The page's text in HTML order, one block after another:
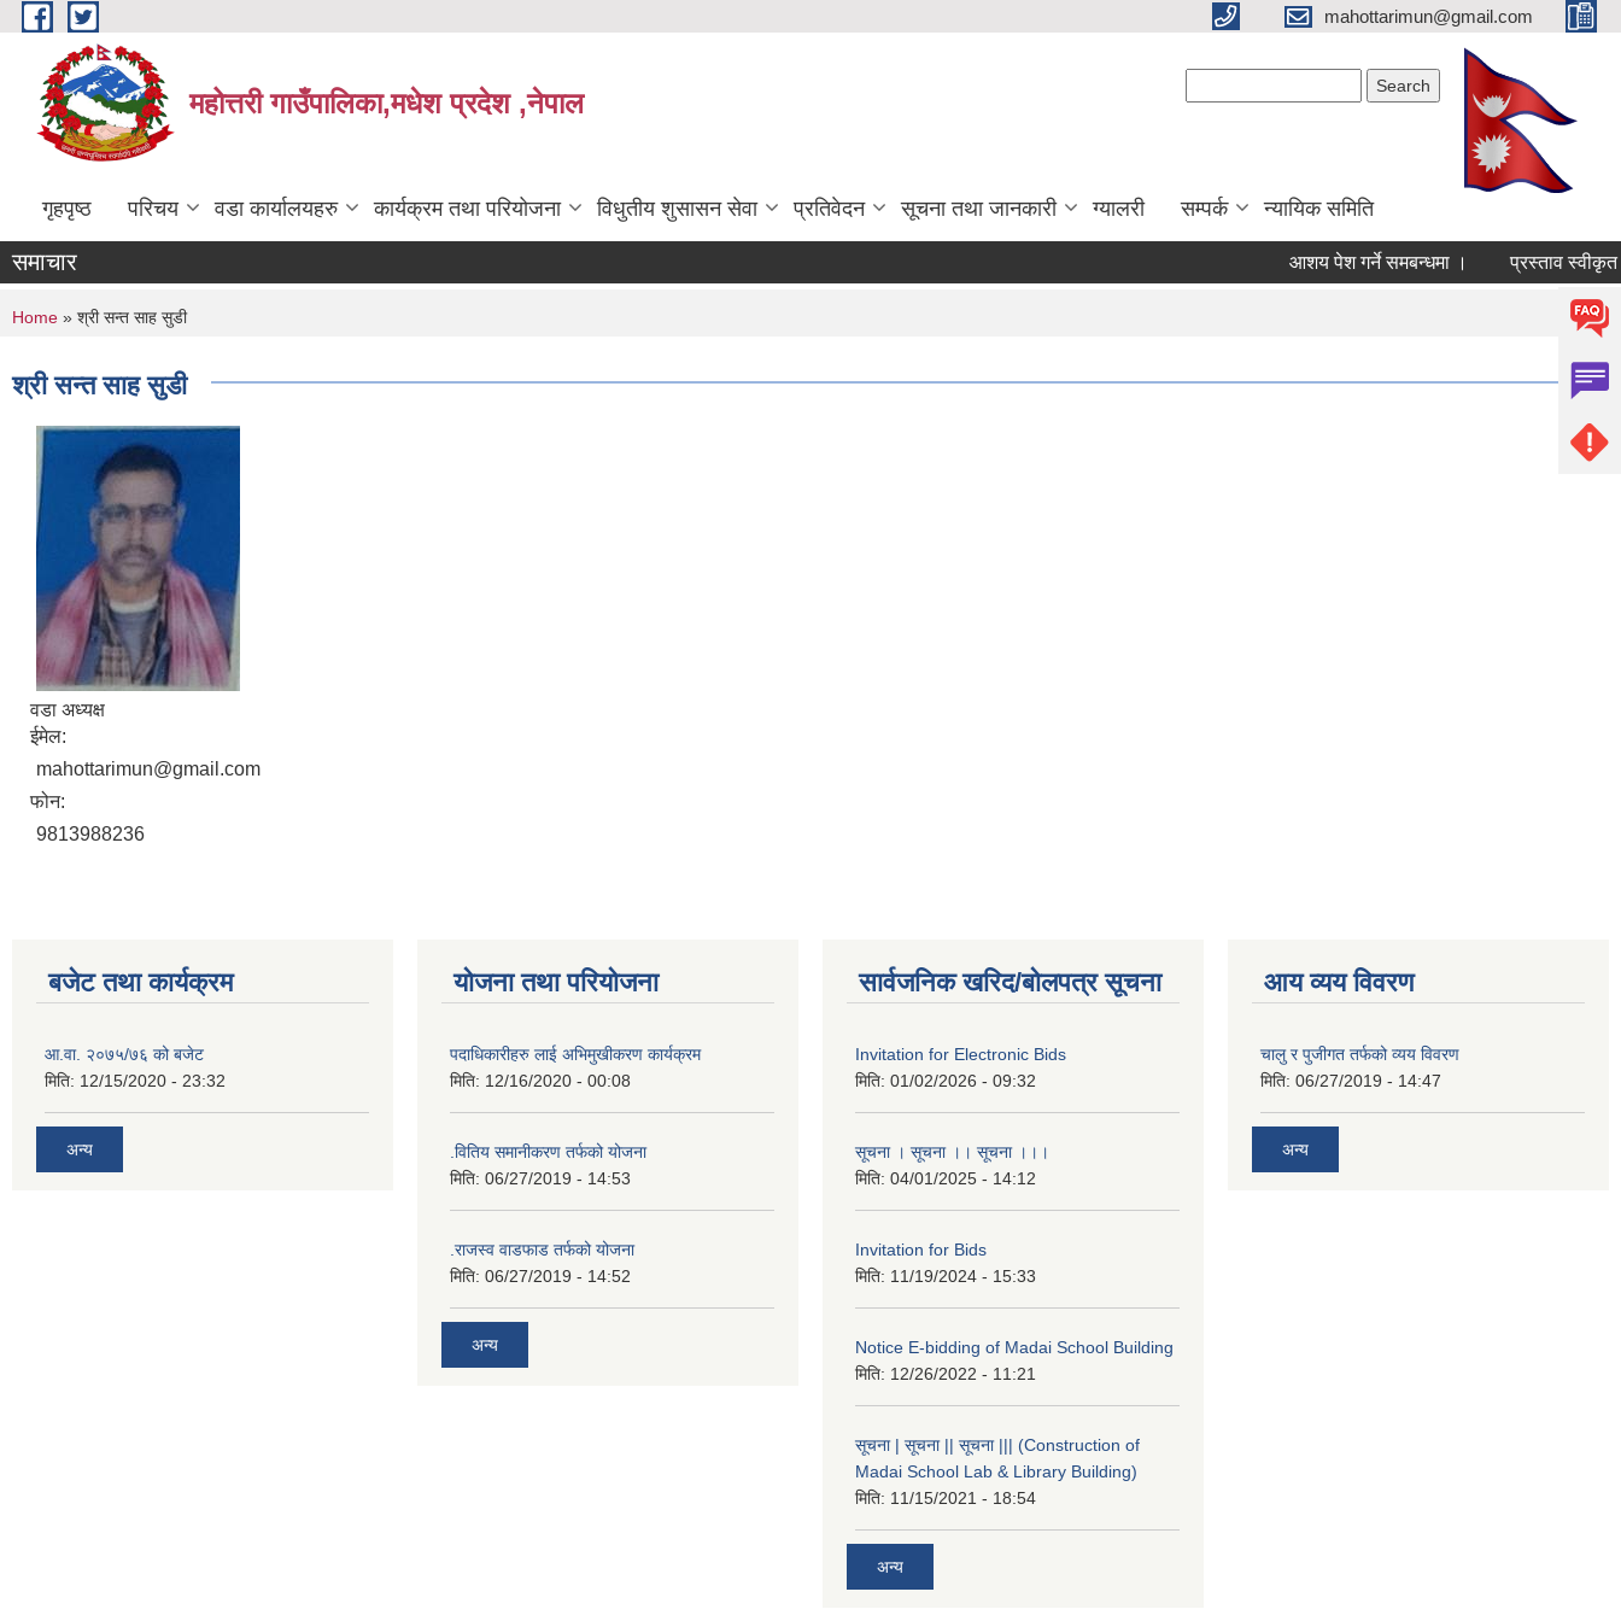
Skip to main content mahottarimun@gmail.com
महोत्तरी गाउँपालिका,मधेश प्रदेश ,नेपाल
गृहपृष्ठ परिचय वडा कार्यालयहरु कार्यक्रम तथा परियोजना विधुतीय शुसासन सेवा प्रतिवेदन सूचना तथा जानकारी ग्यालरी सम्पर्क न्यायिक समिति
समाचार आशय पेश गर्ने समबन्धमा । प्रस्ताव स्वीकृत
You are here
Home » श्री सन्‍त साह सुडी
श्री सन्‍त साह सुडी
वडा अध्यक्ष
ईमेल:
mahottarimun@gmail.com
फोन:
9813988236
बजेट तथा कार्यक्रम
आ.वा. २०७५/७६ को बजेट
मिति: 12/15/2020 - 23:32
अन्य
योजना तथा परियोजना
पदाधिकारीहरु लाई अभिमुखीकरण कार्यक्रम
मिति: 12/16/2020 - 00:08
.वितिय समानीकरण तर्फको योजना
मिति: 06/27/2019 - 14:53
.राजस्व वाडफाड तर्फको योजना
मिति: 06/27/2019 - 14:52
अन्य
सार्वजनिक खरिद/बोलपत्र सूचना
Invitation for Electronic Bids
मिति: 01/02/2026 - 09:32
सूचना । सूचना ।। सूचना ।।।
मिति: 04/01/2025 - 14:12
Invitation for Bids
मिति: 11/19/2024 - 15:33
Notice E-bidding of Madai School Building
मिति: 12/26/2022 - 11:21
सूचना | सूचना || सूचना ||| (Construction of
Madai School Lab & Library Building)
मिति: 11/15/2021 - 18:54
अन्य
आय व्यय विवरण
चालु र पुजीगत तर्फको व्यय विवरण
मिति: 06/27/2019 - 14:47
अन्य